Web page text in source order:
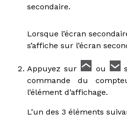
secondaire.
Lorsque l’écran
s’affiche sur l’écran
Appuyez sur ou
commande du
l’élément d’affichage.
L’un des 3 éléments